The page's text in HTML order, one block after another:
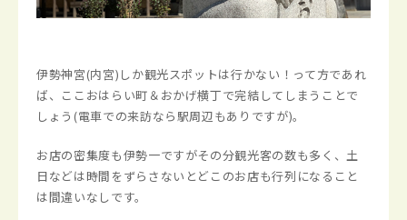
伊勢神宮(内宮)しか観光スポットは行かない！って方であれ
ば、ここおはらい町＆おかげ横丁で完結してしまうことで
しょう(電車での来訪なら駅周辺もありですが)。
お店の密集度も伊勢一ですがその分観光客の数も多く、土
日などは時間をずらさないとどこのお店も行列になること
は間違いなしです。